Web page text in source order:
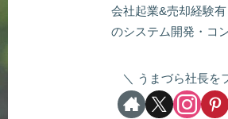
会社起業&売却経験
のシステム開発・コ
うまづら社長を